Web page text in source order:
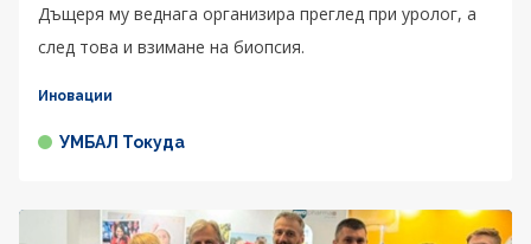
Дъщеря му веднага организира преглед при уролог, а
след това и взимане на биопсия.
Иновации
УМБАЛ Токуда